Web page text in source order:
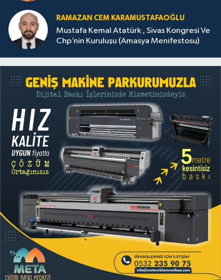
RAMAZAN CEM KARAMUSTAFAOĞLU
Mustafa Kemal Atatürk , Sivas Kongresi Ve
Chp’nin Kuruluşu (Amasya Menifestosu)